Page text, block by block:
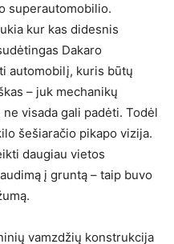
superautomobilio.
kur kas didesnis
Dakaro
automobilį, kuris būtų
– juk mechanikų
visada gali padėti. Todėl
šešiaračio pikapo vizija.
daugiau vietos
į gruntą – taip buvo
vamzdžių konstrukcija